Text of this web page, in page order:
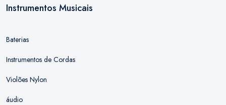
Instrumentos Musicais
Baterias
Instrumentos de Cordas
Violões Nylon
áudio